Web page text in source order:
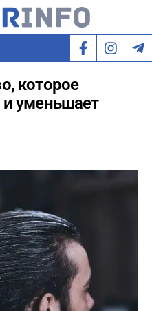
которое
уменьшает